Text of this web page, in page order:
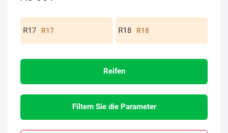
R17 R18
Reifen
Filtern Sie die Parameter